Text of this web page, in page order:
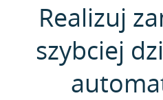
Realizuj
szybciej